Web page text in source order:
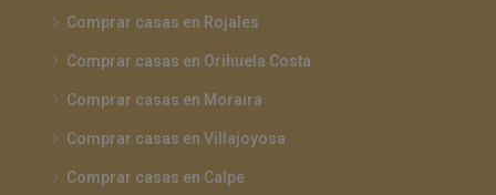
Comprar casas en Rojales
Comprar casas en Orihuela Costa
Comprar casas en Moraira
Comprar casas en Villajoyosa
Comprar casas en Calpe